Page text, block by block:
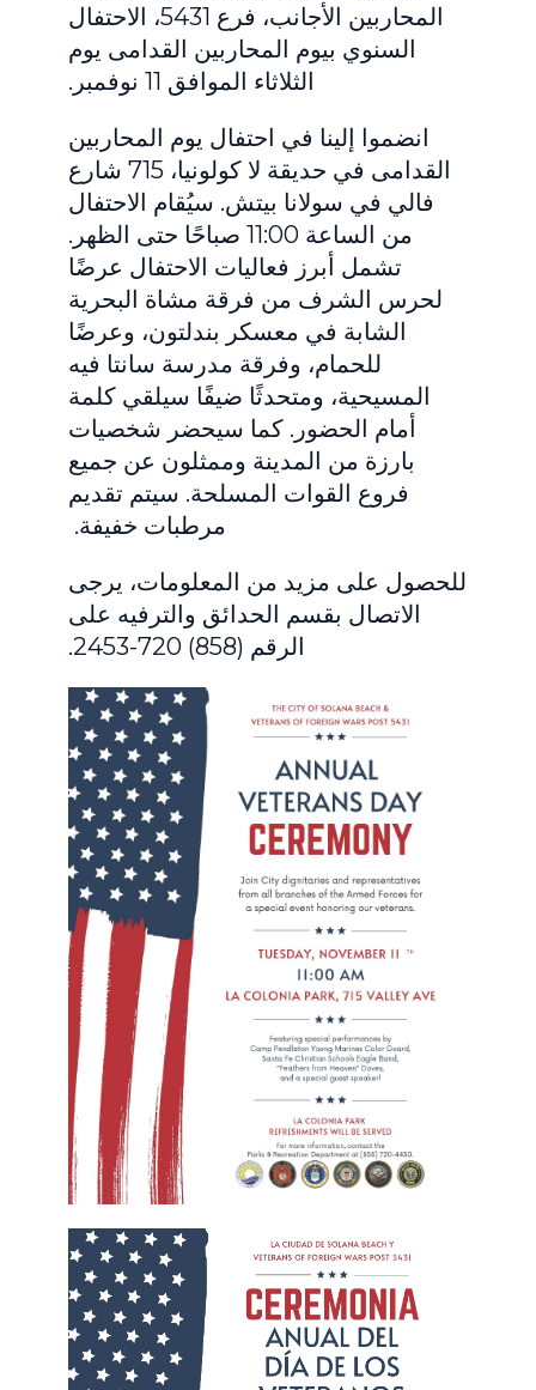
المحاربين الأجانب، فرع 5431، الاحتفال
السنوي بيوم المحاربين القدامى يوم
الثلاثاء الموافق 11 نوفمبر.
انضموا إلينا في احتفال يوم المحاربين
القدامى في حديقة لا كولونيا، 715 شارع
فالي في سولانا بيتش. سيُقام الاحتفال
من الساعة 11:00 صباحًا حتى الظهر.
تشمل أبرز فعاليات الاحتفال عرضًا
لحرس الشرف من فرقة مشاة البحرية
الشابة في معسكر بندلتون، وعرضًا
للحمام، وفرقة مدرسة سانتا فيه
المسيحية، ومتحدثًا ضيفًا سيلقي كلمة
أمام الحضور. كما سيحضر شخصيات
بارزة من المدينة وممثلون عن جميع
فروع القوات المسلحة. سيتم تقديم
مرطبات خفيفة.
للحصول على مزيد من المعلومات، يرجى
الاتصال بقسم الحدائق والترفيه على
الرقم (858) 720-2453.